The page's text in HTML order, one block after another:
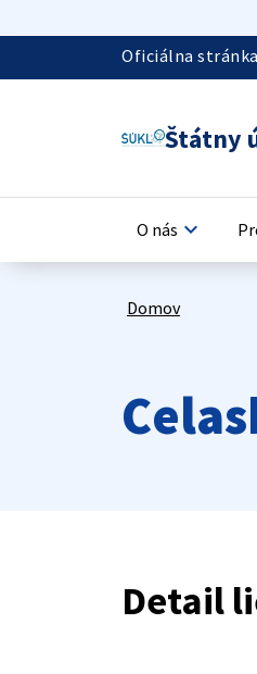
Oficiálna stránka
Štátny
O nás keyboard_arrow_down
Domov
Detail